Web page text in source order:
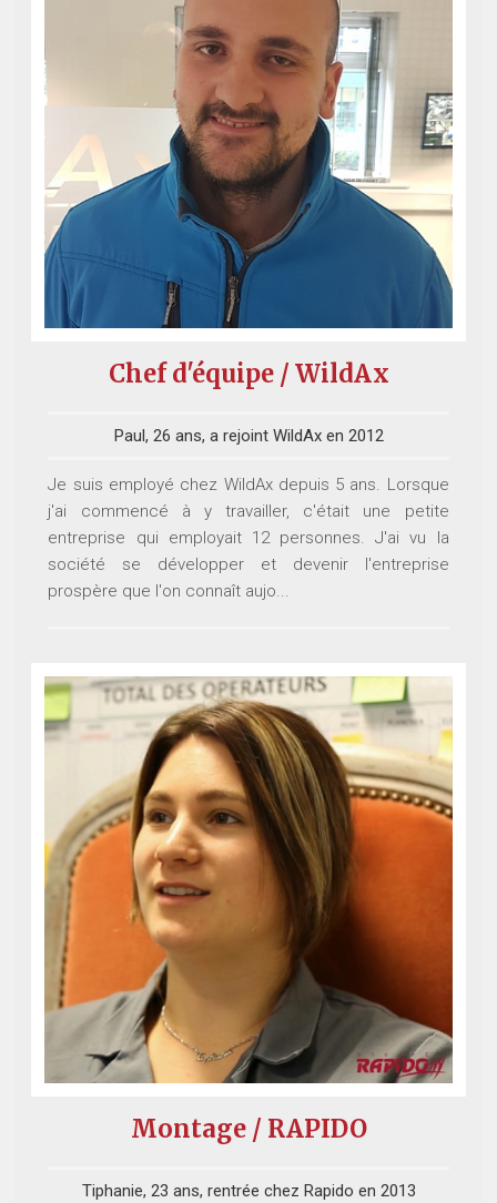
Chef d'équipe / WildAx
Paul, 26 ans, a rejoint WildAx en 2012
Je suis employé chez WildAx depuis 5 ans. Lorsque
j'ai commencé à y travailler, c'était une petite
entreprise qui employait 12 personnes. J'ai vu la
société se développer et devenir l'entreprise
prospère que l'on connaît aujo...
Montage / RAPIDO
Tiphanie, 23 ans, rentrée chez Rapido en 2013